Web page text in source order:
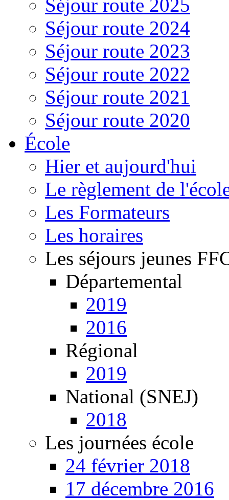
Séjour route 2025
Séjour route 2024
Séjour route 2023
Séjour route 2022
Séjour route 2021
Séjour route 2020
École
Hier et aujourd'hui
Le règlement de
Les Formateurs
Les horaires
Les séjours jeunes
Départemental
2019
2016
Régional
2019
National (SNEJ)
2018
Les journées école
24 février 2018
17 décembre 2016